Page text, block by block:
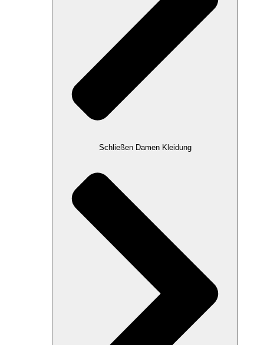
Schließen Damen Kleidung